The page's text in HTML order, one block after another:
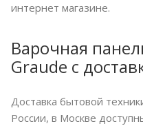
интернет магазине.
Варочная
Graude с
Доставка бытовой
России, в Москве